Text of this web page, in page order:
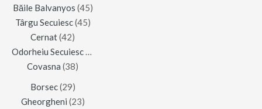
Băile Balvanyos (45)
Târgu Secuiesc(45)
Cernat(42)
Odorheiu Secuiesc
Covasna (38)
Borsec(29)
Gheorgheni (23)